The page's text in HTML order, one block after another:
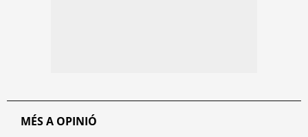
MÉS A OPINIÓ